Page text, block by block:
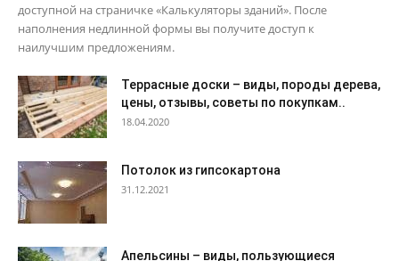
доступной на страничке «Калькуляторы зданий». После
наполнения недлинной формы вы получите доступ к
наилучшим предложениям.
Террасные доски – виды, породы дерева,
цены, отзывы, советы по покупкам..
18.04.2020
Потолок из гипсокартона
31.12.2021
Апельсины – виды, пользующиеся